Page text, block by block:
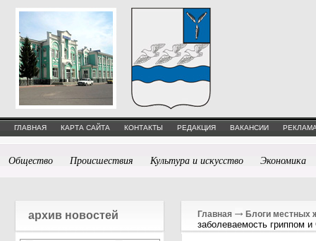
ГЛАВНАЯ КАРТА САЙТА КОНТАКТЫ РЕДАКЦИЯ ВАКАНСИИ
Общество Происшествия Культура и искусство Экономика
архив новостей Главная Блоги местных
заболеваемость гриппом